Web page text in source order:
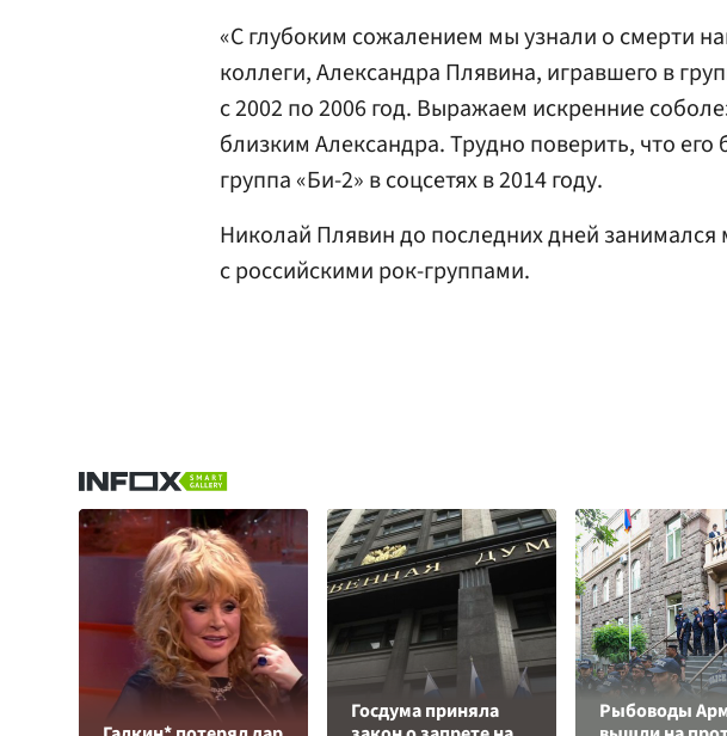
«С глубоким сожалением мы узнали о смерти
коллеги, Александра Плявина, игравшего в
с 2002 по 2006 год. Выражаем искренние
близким Александра. Трудно поверить, что
группа «Би-2» в соцсетях в 2014 году.
Николай Плявин до последних дней занимался
с российскими рок-группами.
Госдума приняла
Рыбоводы